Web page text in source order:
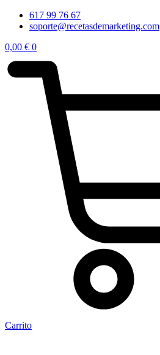
617 99 76 67
soporte@recetasdemarketing.com
0,00 € 0
Carrito